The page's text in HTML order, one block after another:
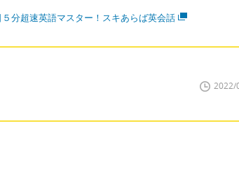
分超速英語マスター！スキあらば英会話
2022/